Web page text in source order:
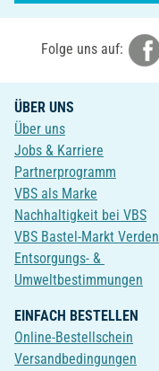
Folge uns auf:
ÜBER UNS
Über uns
Jobs & Karriere
Partnerprogramm
VBS als Marke
Nachhaltigkeit bei VBS
VBS Bastel-Markt Verden
Entsorgungs- &
Umweltbestimmungen
EINFACH BESTELLEN
Online-Bestellschein
Versandbedingungen